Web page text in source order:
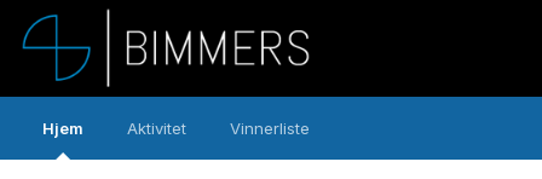
Hjem Aktivitet Vinnerliste